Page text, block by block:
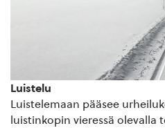
Luistelu
Luistelemaan pääsee
luistinkopin vieressä olevalla